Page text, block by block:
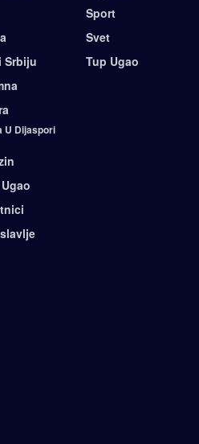
Srbiju
U Dijaspori
Sport
Svet
Tup Ugao